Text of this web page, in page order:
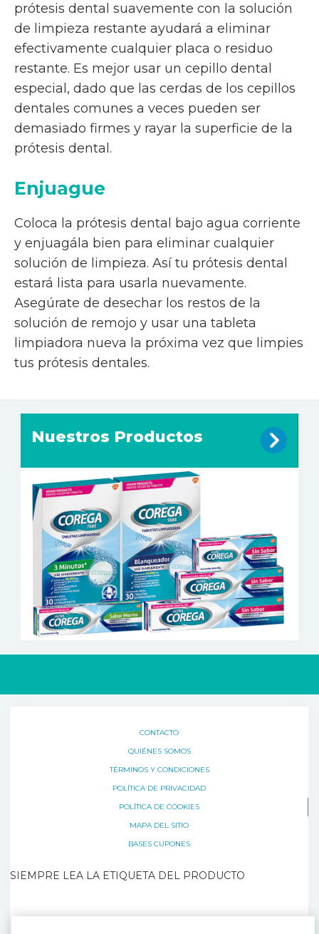
prótesis dental suavemente con la solución
de limpieza restante ayudará a eliminar
efectivamente cualquier placa o residuo
restante. Es mejor usar un cepillo dental
especial, dado que las cerdas de los cepillos
dentales comunes a veces pueden ser
demasiado firmes y rayar la superficie de la
prótesis dental.
Enjuague
Coloca la prótesis dental bajo agua corriente
y enjuagála bien para eliminar cualquier
solución de limpieza. Así tu prótesis dental
estará lista para usarla nuevamente.
Asegúrate de desechar los restos de la
solución de remojo y usar una tableta
limpiadora nueva la próxima vez que limpies
tus prótesis dentales.
Nuestros Productos
CONTACTO
QUIÉNES SOMOS
TÉRMINOS Y CONDICIONES
POLÍTICA DE PRIVACIDAD
POLÍTICA DE COOKIES
MAPA DEL SITIO
BASES CUPONES
SIEMPRE LEA LA ETIQUETA DEL PRODUCTO